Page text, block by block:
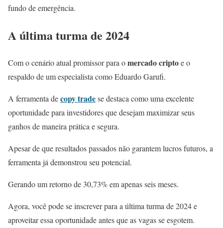
fundo de emergência.
A última turma de 2024
Com o cenário atual promissor para omercado criptoe o
respaldo de um especialista como Eduardo Garufi.
A ferramenta decopy tradese destaca como uma excelente
oportunidade para investidores que desejam maximizar seus
ganhos de maneira prática e segura.
Apesar de que resultados passados não garantem lucros futuros, a
ferramenta já demonstrou seu potencial.
Gerando um retorno de 30,73% em apenas seis meses.
Agora, você pode se inscrever para a última turma de 2024 e
aproveitar essa oportunidade antes que as vagas se esgotem.